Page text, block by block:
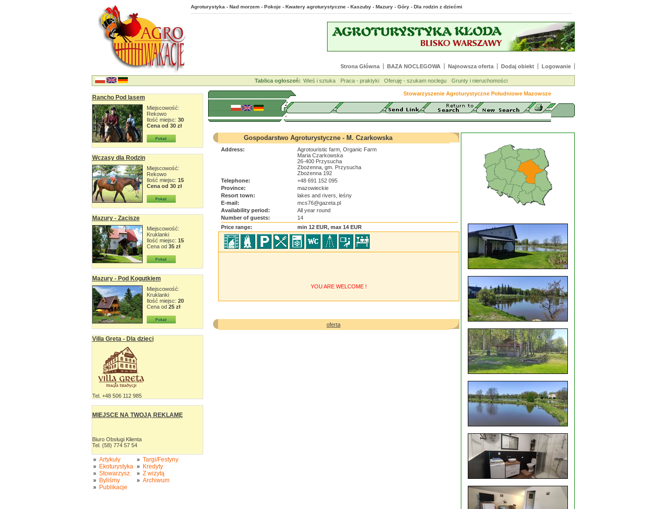
Agroturystyka - Nad morzem - Pokoje - Kwatery agroturystyczne - Kaszuby - Mazury - Góry - Dla rodzin z dziećmi
Strona Główna BAZA NOCLEGOWA Najnowsza oferta Dodaj obiekt Logowanie
Tablica ogłoszeń: Wieś i sztuka Praca - praktyki Oferuję - szukam noclegu Grunty i nieruchomości
Rancho Pod lasem
Miejscowość:
Rekowo
Ilość miejsc: 30
Cena od 30 zł
Wczasy dla Rodzin
Miejscowość:
Rekowo
Ilość miejsc: 15
Cena od 30 zł
Mazury - Zacisze
Miejscowość:
Kruklanki
Ilość miejsc: 15
Cena od 35 zł
Mazury - Pod Kogutkiem
Miejscowość:
Kruklanki
Ilość miejsc: 20
Cena od 25 zł
Villa Greta - Dla dzieci
Tel. +48 506 112 985
MIEJSCE NA TWOJĄ REKLAMĘ
Biuro Obsługi Klienta
Tel. (58) 774 57 54
» Artykuły
» Ekoturystyka
» Stowarzysz.
» Byliśmy
» Publikacje
» Targi/Festyny
» Kredyty
» Z wizytą
» Archiwum
Stowarzyszenie Agroturystyczne Południowe Mazowsze
Gospodarstwo Agroturystyczne - M. Czarkowska
Address:
Agrotouristic farm, Organic Farm
Maria Czarkowska
26-400 Przysucha
Zbożenna, gm. Przysucha
Zbożenna 192
Telephone:
+48 691 152 095
Province:
mazowieckie
Resort town:
lakes and rivers, leśny
E-mail:
mcs76@gazeta.pl
Availability period:
All year round
Number of guests:
14
Price range:
min 12 EUR, max 14 EUR
YOU ARE WELCOME !
oferta